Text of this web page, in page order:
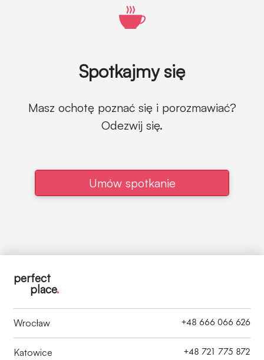
Spotkajmy się
Masz ochotę poznać się i porozmawiać?
Odezwij się.
Umów spotkanie
perfect
place.
Wrocław +48 666 066 626
Katowice +48 721 775 872